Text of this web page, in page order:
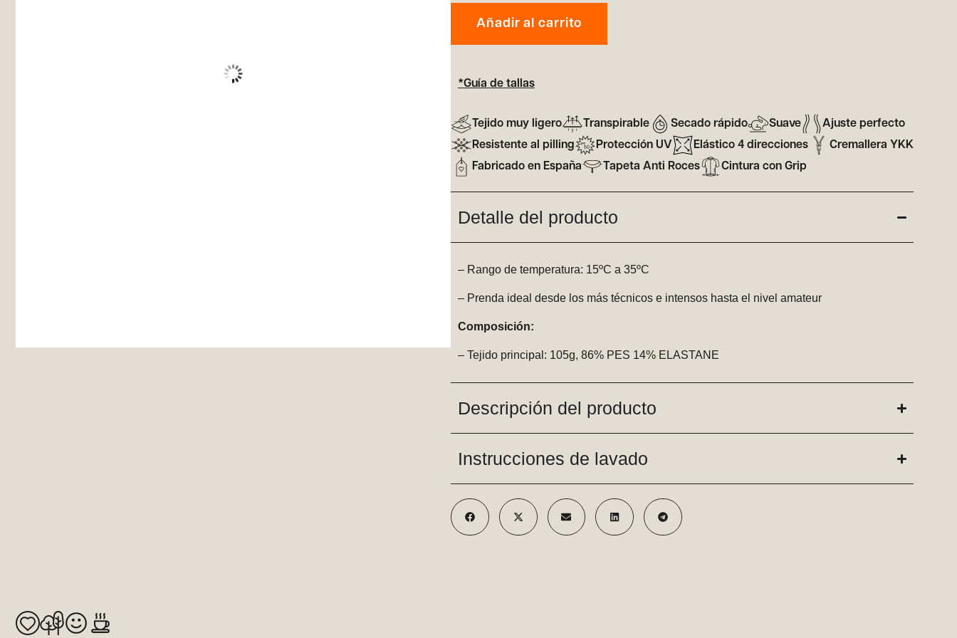
Añadir al carrito
*Guía de tallas
Tejido muy ligero Transpirable Secado rápido Suave
Ajuste perfecto
Resistente al pilling
Protección UV Elástico 4 direcciones
Cremallera YKK
Fabricado en España
Tapeta Anti Roces Cintura con Grip
Detalle del producto
– Rango de temperatura: 15ºC a 35ºC
– Prenda ideal desde los más técnicos e intensos hasta el nivel amateur
Composición:
– Tejido principal: 105g, 86% PES 14% ELASTANE
Descripción del producto
Instrucciones de lavado